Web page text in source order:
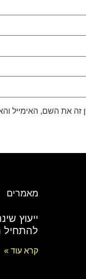
זה את השם, האימייל
מאמרים
ייעוץ
להתחיל
קרא עוד »